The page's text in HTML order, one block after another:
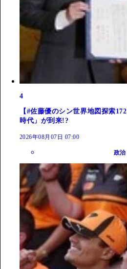
4
【#佐藤優のシン世界地図探索
時代」が到来!?
2026年08月07日 07:00
政